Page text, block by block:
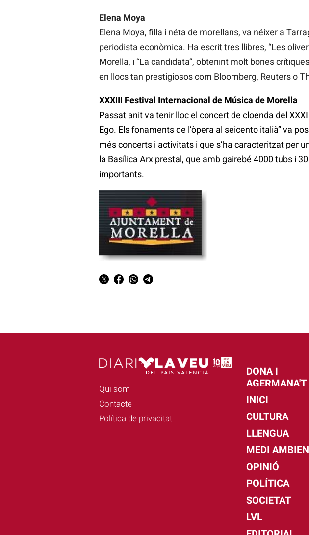
Elena Moya
Elena Moya, filla i néta de morellans, va néixer a
periodista econòmica. Ha escrit tres llibres, “Les
Morella, i “La candidata”, obtenint molt bones
en llocs tan prestigiosos com Bloomberg, Reuters o
XXXIII Festival Internacional de Música de Morella
Passat anit va tenir lloc el concert de cloenda del
Ego. Els fonaments de l’òpera al seicento italià” va
més concerts i activitats i que s’ha caracteritzat per
la Basílica Arxiprestal, que amb gairebé 4000 tubs i
importants.
Qui som
Contacte
Política de privacitat
DONA I
AGERMANA'T
INICI
CULTURA
LLENGUA
MEDI
OPINIÓ
POLÍTICA
SOCIETAT
LVL